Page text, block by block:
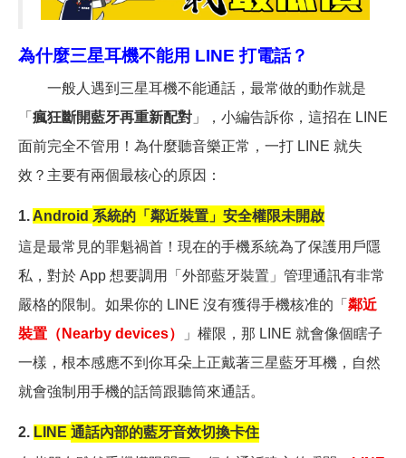
為什麼三星耳機不能用 LINE 打電話？
一般人遇到三星耳機不能通話，最常做的動作就是
「 瘋狂斷開藍牙再重新配對 」，小編告訴你，這招在 LINE
面前完全不管用！為什麼聽音樂正常，一打 LINE 就失
效？主要有兩個最核心的原因：
1. Android 系統的「鄰近裝置」安全權限未開啟
這是最常見的罪魁禍首！現在的手機系統為了保護用戶隱
私，對於 App 想要調用「外部藍牙裝置」管理通訊有非常
嚴格的限制。如果你的 LINE 沒有獲得手機核准的「 鄰近
裝置（Nearby devices）
」權限，那 LINE 就會像個瞎子
一樣，根本感應不到你耳朵上正戴著三星藍牙耳機，自然
就會強制用手機的話筒跟聽筒來通話。
2. LINE 通話內部的藍牙音效切換卡住